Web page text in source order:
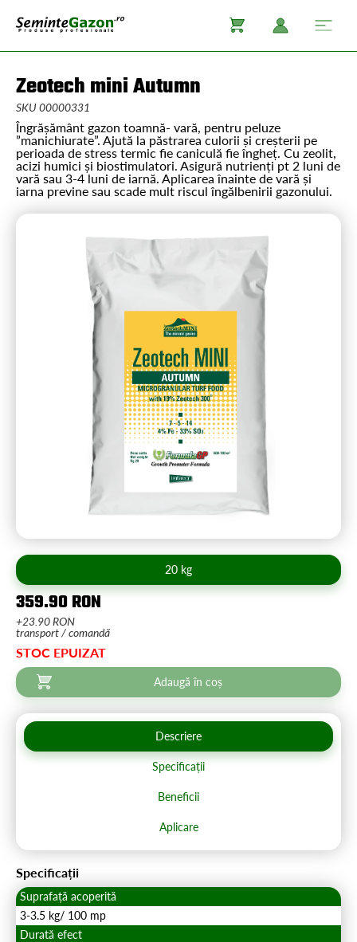
Zeotech mini Autumn
SKU 00000331
Îngrășământ gazon toamnă- vară, pentru peluze
”manichiurate”. Ajută la păstrarea culorii și creșterii pe
perioada de stress termic fie caniculă fie îngheț. Cu zeolit,
acizi humici și biostimulatori. Asigură nutrienți pt 2 luni de
vară sau 3-4 luni de iarnă. Aplicarea înainte de vară și
iarna previne sau scade mult riscul îngălbenirii gazonului.
20 kg
359.90 RON
+23.90 RON
transport / comandă
STOC EPUIZAT
Adaugă în coș
Descriere
Specificații
Beneficii
Aplicare
Specificații
Suprafață acoperită
3-3.5 kg/ 100 mp
Durată efect